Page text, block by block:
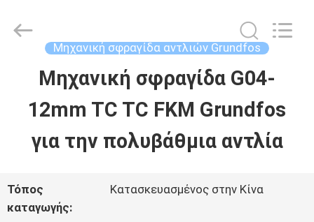
ΣΠΊΤΙ
ΒΊΝΤΕΟ
International
Reserved.
Μηχανική σφραγίδα αντλιών Grundfos
Μηχανική σφραγίδα G04-
12mm TC TC FKM Grundfos
για την πολυβάθμια αντλία
Τόπος
καταγωγής:
Κατασκευασμένος στην Κίνα